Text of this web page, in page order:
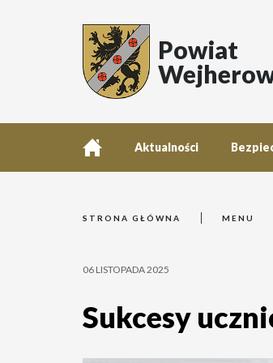
Powiat
Aktualności
STRONA GŁÓWNA MENU
06 LISTOPADA 2025
Sukcesy